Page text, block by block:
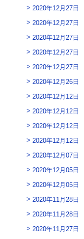
2020年12月27日
2020年12月27日
2020年12月27日
2020年12月27日
2020年12月27日
2020年12月26日
2020年12月12日
2020年12月12日
2020年12月12日
2020年12月12日
2020年12月07日
2020年12月05日
2020年12月05日
2020年11月28日
2020年11月28日
2020年11月27日